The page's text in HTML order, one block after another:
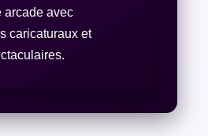
arcade avec
caricaturaux et